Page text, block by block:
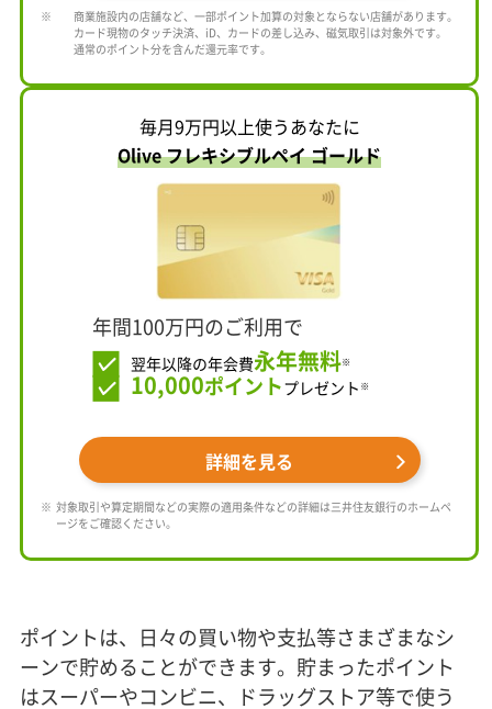
商業施設内の店舗など、一部ポイント加算の対象とならない店舗があります。
カード現物のタッチ決済、iD、カードの差し込み、磁気取引は対象外です。
通常のポイント分を含んだ還元率です。
毎月9万円以上使うあなたに
Olive フレキシブルペイ ゴールド
年間100万円のご利用で
翌年以降の年会費永年無料※
10,000ポイントプレゼント ※
詳細を見る
対象取引や算定期間などの実際の適用条件などの詳細は三井住友銀行のホームペ
ージをご確認ください。
ポイントは、日々の買い物や支払等さまざまなシ
ーンで貯めることができます。貯まったポイント
はスーパーやコンビニ、ドラッグストア等で使う